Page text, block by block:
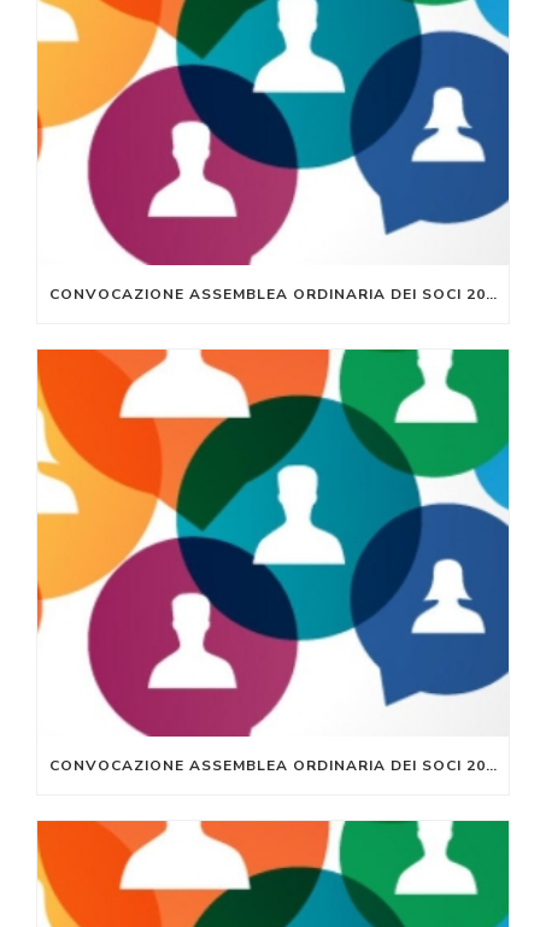
CONVOCAZIONE ASSEMBLEA ORDINARIA DEI SOCI 2021
CONVOCAZIONE ASSEMBLEA ORDINARIA DEI SOCI 2022